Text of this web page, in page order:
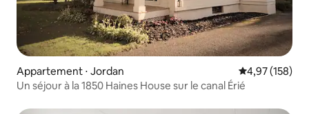
Appartement ⋅ Jordan Évaluation
4,97 (158)
Un séjour à la 1850 Haines House sur le canal Érié